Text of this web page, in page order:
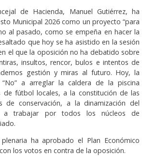
de Hacienda, Manuel Gutiérrez, ha
Municipal 2026 como un proyecto “para
al pasado, como se empeña en hacer la
que hoy se ha asistido en la sesión
el que la oposición no ha debatido sobre
insultos, rencor, bulos e intentos de
gestión y miras al futuro. Hoy, la
a arreglar la caldera de la piscina
de fútbol locales, a la constitución de las
de conservación, a la dinamización del
a trabajar por todos los núcleos de
ha aprobado el Plan Económico
los votos en contra de la oposición.